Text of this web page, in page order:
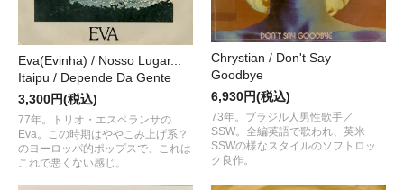
Eva(Evinha) / Nosso Lugar...
Itaipu / Depende Da Gente
3,300円(税込)
77年。トリオ・エスペランサの
Eva。この時期はややこみ上げ系？
のヨーロッパ的ポップスで、これは
これで悪くない感じ。
Chrystian / Don't Say
Goodbye
6,930円(税込)
73年。ブラジル人男性歌手／
SSW。全編英語で歌われ、英米
SSWの様なスタイルのソフトロッ
ク良作。